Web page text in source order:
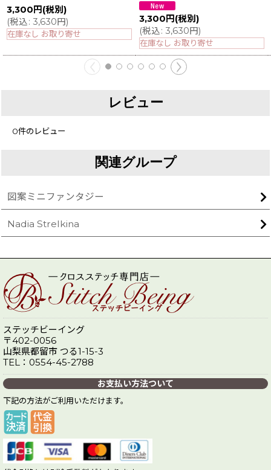
3,300 円 (税別)
(税込: 3,630円)
在庫なし お取り寄せ
3,300 円 (税別)
(税込: 3,630円)
在庫なし お取り寄せ
レビュー
0件のレビュー
関連グループ
図案ミニファンタジー
Nadia Strelkina
ステッチビーイング
〒402-0056
山梨県都留市 つる1-15-3
TEL：0554-45-2788
お支払い方法ついて
下記の方法がご利用いただけます。